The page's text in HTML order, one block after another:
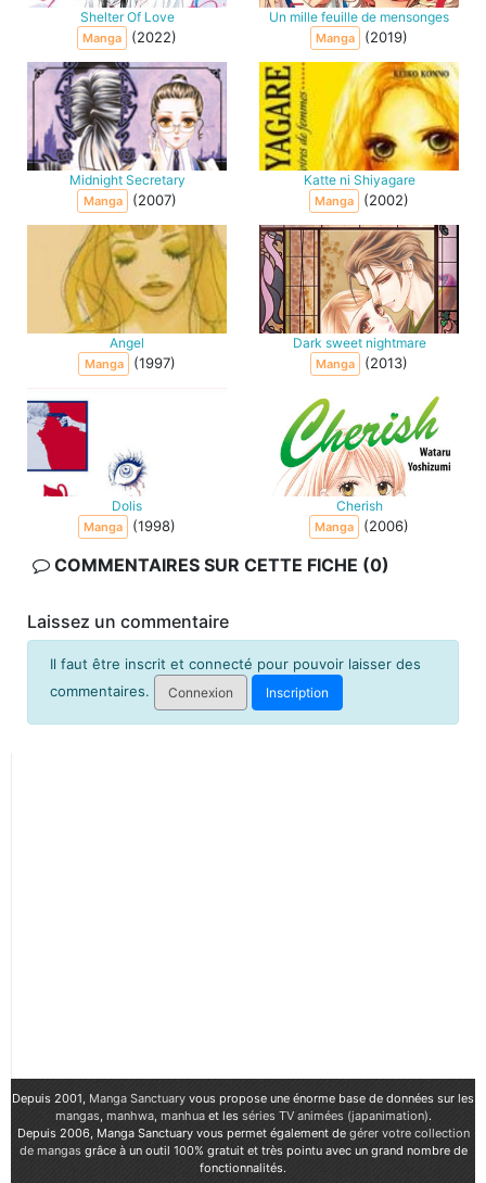
Shelter Of Love
Manga (2022)
Un mille feuille de mensonges
Manga (2019)
Midnight Secretary
Manga (2007)
Katte ni Shiyagare
Manga (2002)
Angel
Manga (1997)
Dark sweet nightmare
Manga (2013)
Dolis
Manga (1998)
Cherish
Manga (2006)
COMMENTAIRES SUR CETTE FICHE (0)
Laissez un commentaire
Il faut être inscrit et connecté pour pouvoir laisser des
commentaires.
Connexion Inscription
Depuis 2001, Manga Sanctuary vous propose une énorme base de données sur les
mangas, manhwa, manhuaet les séries TV animées (japanimation).
Depuis 2006, Manga Sanctuary vous permet également de gérer votre collection
de mangasgrâce à un outil 100% gratuit et très pointu avec un grand nombre de
fonctionnalités.